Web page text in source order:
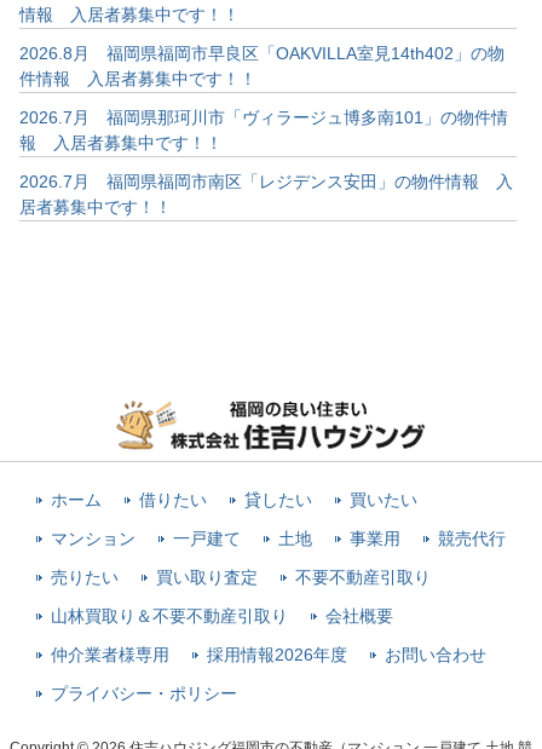
情報 入居者募集中です！！
2026.8月 福岡県福岡市早良区「OAKVILLA室見14th402」の物
件情報 入居者募集中です！！
2026.7月 福岡県那珂川市「ヴィラージュ博多南101」の物件情
報 入居者募集中です！！
2026.7月 福岡県福岡市南区「レジデンス安田」の物件情報 入
居者募集中です！！
ホーム 借りたい 貸したい 買いたい
マンション 一戸建て 土地 事業用 競売代行
売りたい 買い取り査定 不要不動産引取り
山林買取り＆不要不動産引取り 会社概要
仲介業者様専用 採用情報2026年度 お問い合わせ
プライバシー・ポリシー